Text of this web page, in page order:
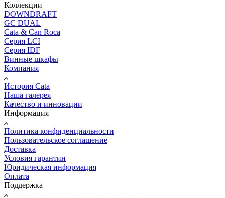
Коллекции
DOWNDRAFT
GC DUAL
Cata & Can Roca
Серия LCI
Серия IDF
Винные шкафы
Компания
История Cata
Наша галерея
Качество и инновации
Информация
Политика конфиденциальности
Пользовательское соглашение
Доставка
Условия гарантии
Юридическая информация
Оплата
Поддержка